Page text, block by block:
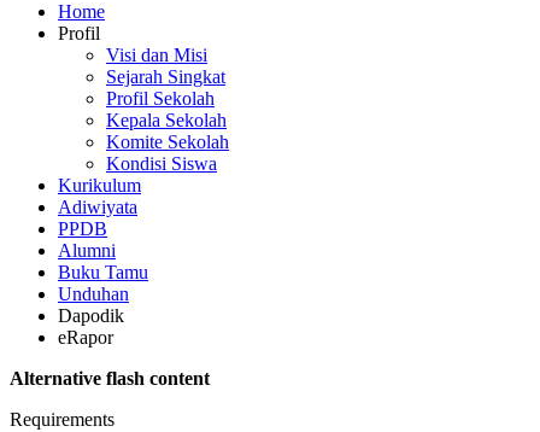
Home
Profil
Visi dan Misi
Sejarah Singkat
Profil Sekolah
Kepala Sekolah
Komite Sekolah
Kondisi Siswa
Kurikulum
Adiwiyata
PPDB
Alumni
Buku Tamu
Unduhan
Dapodik
eRapor
Alternative flash content
Requirements